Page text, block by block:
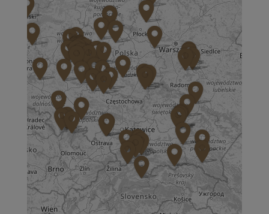
36 MINUT Bochnia
ul. Kazimierza Brodzińskiego 68
32-700 Bochnia
Zapisz mnie
36 MINUT Brodnica
ul. Długa 2
87-300 Brodnica
Zapisz mnie
36 MINUT Buk
ul. Dworcowa 63
64-320 Buk
Zapisz mnie